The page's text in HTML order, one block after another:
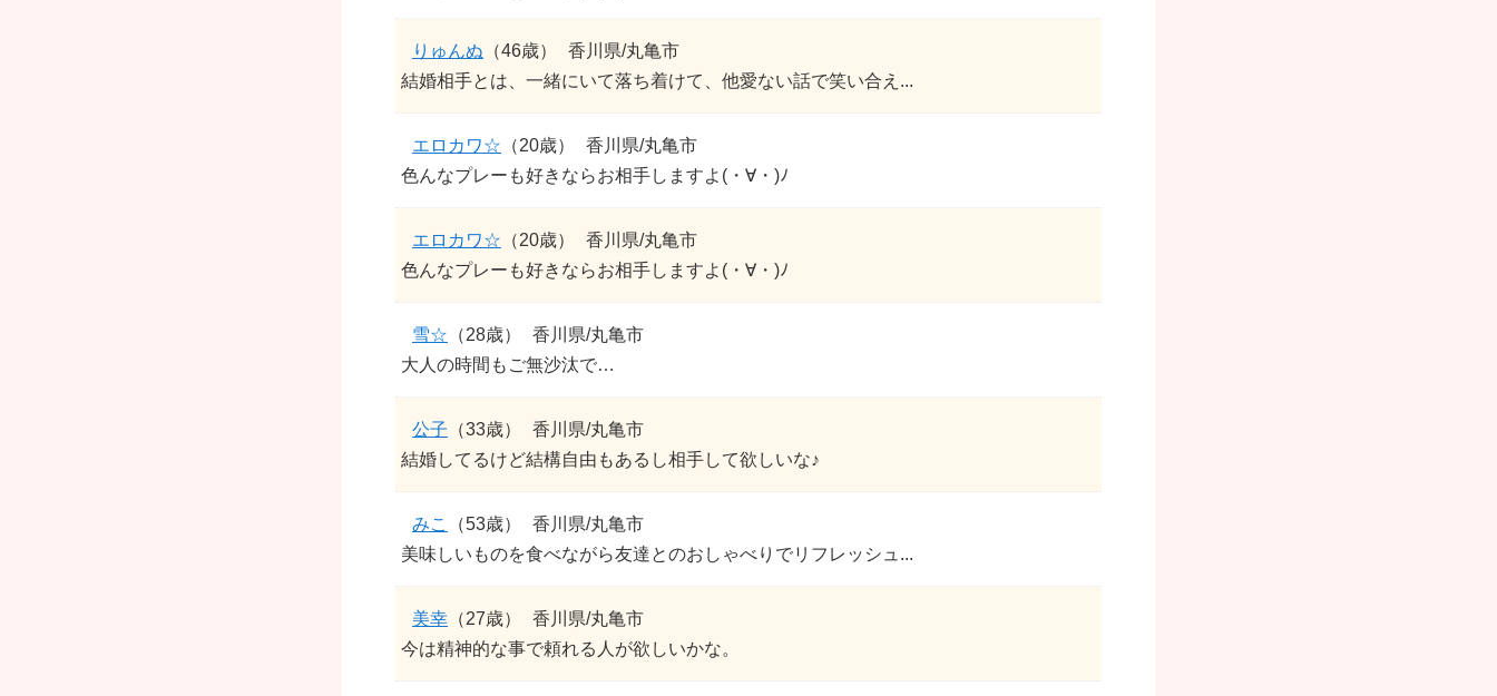
りゅんぬ （46歳）
香川県/丸亀市
結婚相手とは、一緒にいて落ち着けて、他愛ない話で笑い合え...
エロカワ☆ （20歳）
香川県/丸亀市
色んなプレーも好きならお相手しますよ(・∀・)ﾉ
エロカワ☆ （20歳）
香川県/丸亀市
色んなプレーも好きならお相手しますよ(・∀・)ﾉ
雪☆ （28歳）
香川県/丸亀市
大人の時間もご無沙汰で…
公子 （33歳）
香川県/丸亀市
結婚してるけど結構自由もあるし相手して欲しいな♪
みこ （53歳）
香川県/丸亀市
美味しいものを食べながら友達とのおしゃべりでリフレッシュ...
美幸 （27歳）
香川県/丸亀市
今は精神的な事で頼れる人が欲しいかな。